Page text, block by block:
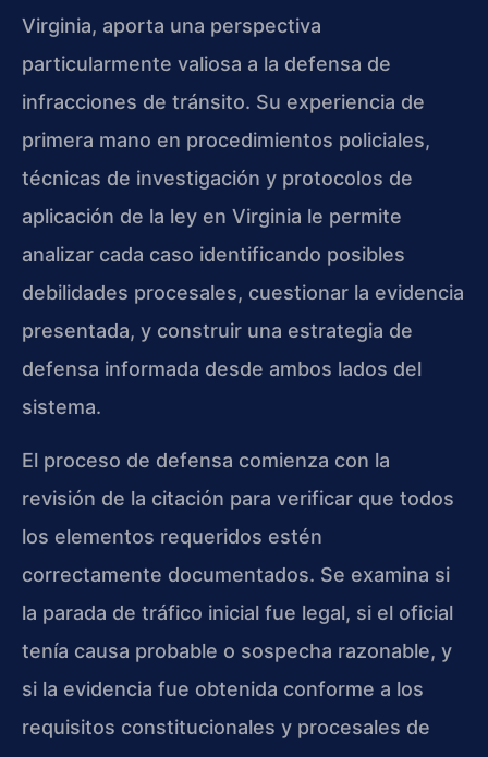
Virginia, aporta una perspectiva
particularmente valiosa a la defensa de
infracciones de tránsito. Su experiencia de
primera mano en procedimientos policiales,
técnicas de investigación y protocolos de
aplicación de la ley en Virginia le permite
analizar cada caso identificando posibles
debilidades procesales, cuestionar la evidencia
presentada, y construir una estrategia de
defensa informada desde ambos lados del
sistema.
El proceso de defensa comienza con la
revisión de la citación para verificar que todos
los elementos requeridos estén
correctamente documentados. Se examina si
la parada de tráfico inicial fue legal, si el oficial
tenía causa probable o sospecha razonable, y
si la evidencia fue obtenida conforme a los
requisitos constitucionales y procesales de